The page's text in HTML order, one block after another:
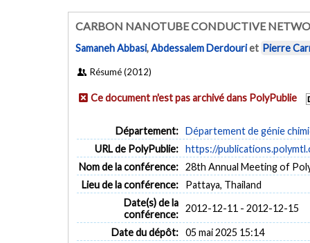
CARBON NANOTUBE CONDUCTIVE
Samaneh Abbasi,Abdessalem Derdouriet Pierre
Résumé (2012)
Ce document n'est pas archivé dans PolyPublie
Département: Département de génie
URL de PolyPublie: https://
Nom de la conférence: 28th Annual Meeting of
Lieu de la conférence:
Pattaya, Thailand
Date(s) de la
conférence:
2012-12-11 - 2012-12-15
Date du dépôt: 05 mai 2025 15:14